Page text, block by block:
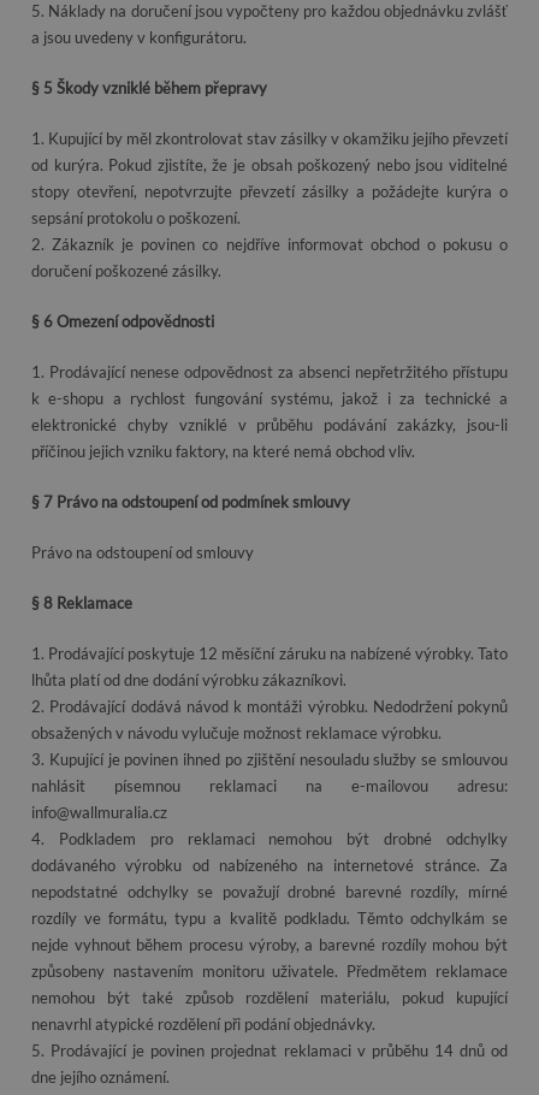
5. Náklady na doručení jsou vypočteny pro každou objednávku zvlášť
a jsou uvedeny v konfigurátoru.
§ 5 Škody vzniklé během přepravy
1. Kupující by měl zkontrolovat stav zásilky v okamžiku jejího převzetí
od kurýra. Pokud zjistíte, že je obsah poškozený nebo jsou viditelné
stopy otevření, nepotvrzujte převzetí zásilky a požádejte kurýra o
sepsání protokolu o poškození.
2. Zákazník je povinen co nejdříve informovat obchod o pokusu o
doručení poškozené zásilky.
§ 6 Omezení odpovědnosti
1. Prodávající nenese odpovědnost za absenci nepřetržitého přístupu
k e-shopu a rychlost fungování systému, jakož i za technické a
elektronické chyby vzniklé v průběhu podávání zakázky, jsou-li
příčinou jejich vzniku faktory, na které nemá obchod vliv.
§ 7 Právo na odstoupení od podmínek smlouvy
Právo na odstoupení od smlouvy
§ 8 Reklamace
1. Prodávající poskytuje 12 měsíční záruku na nabízené výrobky. Tato
lhůta platí od dne dodání výrobku zákazníkovi.
2. Prodávající dodává návod k montáži výrobku. Nedodržení pokynů
obsažených v návodu vylučuje možnost reklamace výrobku.
3. Kupující je povinen ihned po zjištění nesouladu služby se smlouvou
nahlásit písemnou reklamaci na e-mailovou adresu:
info@wallmuralia.cz
4. Podkladem pro reklamaci nemohou být drobné odchylky
dodávaného výrobku od nabízeného na internetové stránce. Za
nepodstatné odchylky se považují drobné barevné rozdíly, mírné
rozdíly ve formátu, typu a kvalitě podkladu. Těmto odchylkám se
nejde vyhnout během procesu výroby, a barevné rozdíly mohou být
způsobeny nastavením monitoru uživatele. Předmětem reklamace
nemohou být také způsob rozdělení materiálu, pokud kupující
nenavrhl atypické rozdělení při podání objednávky.
5. Prodávající je povinen projednat reklamaci v průběhu 14 dnů od
dne jejího oznámení.